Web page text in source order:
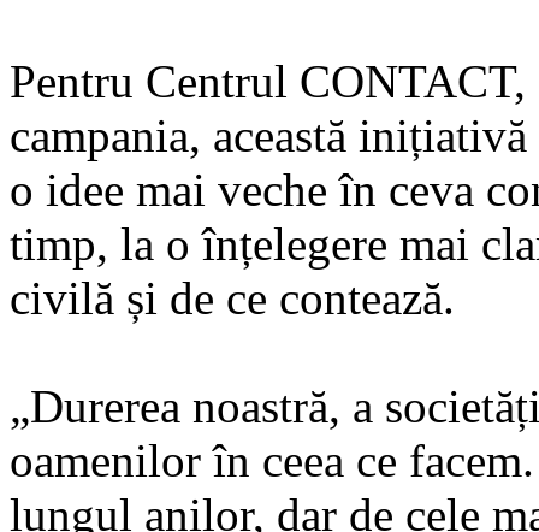
Pentru Centrul
campania, această
o idee mai veche în ceva
timp, la o înțelegere mai
civilă și de ce contează.
„Durerea noastră, a
oamenilor în ceea ce
lungul anilor, dar de cele